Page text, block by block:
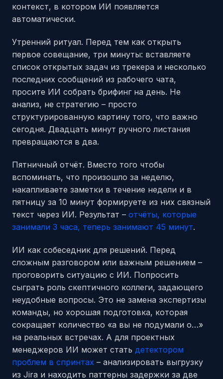
контекст, в котором ИИ появляется
автоматически.
Утренний ритуал. Перед тем как открыть
первое совещание, три минуты: вставляете
список открытых задач из трекера и несколько
последних сообщений из рабочего чата,
просите ИИ собрать брифинг на день. Не
анализ, не стратегию – просто
структурированную картину того, что важно
сегодня. Двадцать минут ручного листания
превращаются в два.
Пятничный отчёт. Вместо того чтобы
вспоминать, что произошло за неделю,
накапливаете заметки в течение недели и в
пятницу за 10 минут формируете из них связный
текст через ИИ. Результат – отчёты, которые
занимали 3 часа, теперь занимают 45 минут.
ИИ как собеседник для решений. Перед
сложным разговором или важным решением –
проговорить ситуацию с ИИ. Попросить
сыграть роль скептичного коллеги, задающего
неудобные вопросы. Это не замена экспертизы
команды, но хорошая подготовка, которая
сокращает количество «а вы не подумали о…»
на реальных встречах. А для проектных
менеджеров ИИ может стать детектором
проблем в спринтах – анализировать выгрузку
из Jira и находить паттерны задержки за две